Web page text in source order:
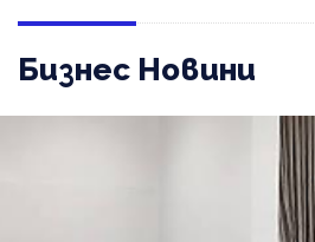
Бизнес Новини